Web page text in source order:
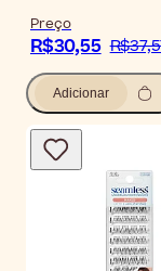
Preço
R$30,55
Adicionar